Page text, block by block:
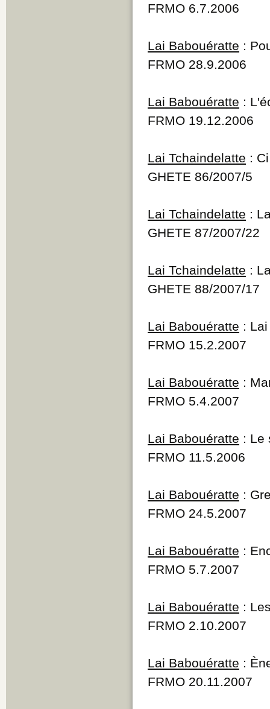
FRMO 6.7.2006
Lai Babouératte :
FRMO 28.9.2006
Lai Babouératte :
FRMO 19.12.2006
Lai Tchaindelatte :
GHETE 86/2007/5
Lai Tchaindelatte :
GHETE 87/2007/22
Lai Tchaindelatte :
GHETE 88/2007/17
Lai Babouératte :
FRMO 15.2.2007
Lai Babouératte :
FRMO 5.4.2007
Lai Babouératte : Le
FRMO 11.5.2006
Lai Babouératte :
FRMO 24.5.2007
Lai Babouératte :
FRMO 5.7.2007
Lai Babouératte :
FRMO 2.10.2007
Lai Babouératte :
FRMO 20.11.2007